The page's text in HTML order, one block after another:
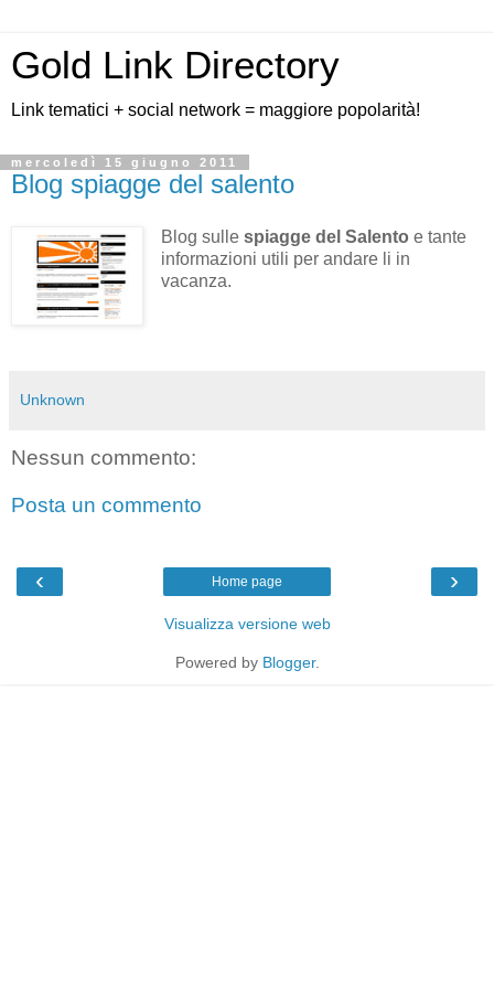
Gold Link Directory
Link tematici + social network = maggiore popolarità!
mercoledì 15 giugno 2011
Blog spiagge del salento
Blog sulle spiagge del Salento e tante
informazioni utili per andare li in
vacanza.
Unknown
Nessun commento:
Posta un commento
‹ ›
Home page
Visualizza versione web
Powered by Blogger.